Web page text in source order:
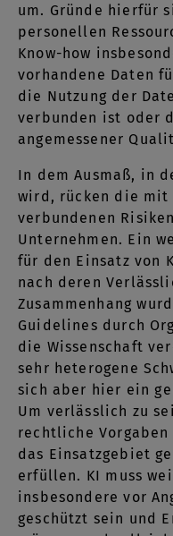
um. Gründe hierfür
personellen
Know-how
vorhandene Daten
die Nutzung der
verbunden ist oder
angemessener
In dem Ausmaß, in
wird, rücken die mit
verbundenen
Unternehmen. Ein
für den Einsatz von
nach deren
Zusammenhang
Guidelines durch
die Wissenschaft
sehr heterogene
sich aber hier ein
Um verlässlich zu
rechtliche
das Einsatzgebiet
erfüllen. KI muss
insbesondere vor
geschützt sein und